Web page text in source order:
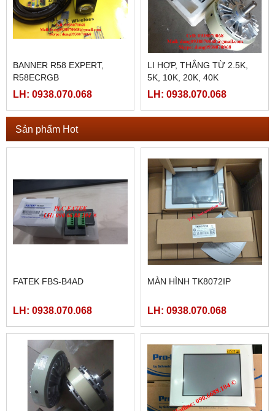
BANNER R58 EXPERT,
R58ECRGB
LH: 0938.070.068
LI HỢP, THẮNG TỪ 2.5K,
5K, 10K, 20K, 40K
LH: 0938.070.068
Sản phẩm Hot
FATEK FBS-B4AD
LH: 0938.070.068
MÀN HÌNH TK8072IP
LH: 0938.070.068